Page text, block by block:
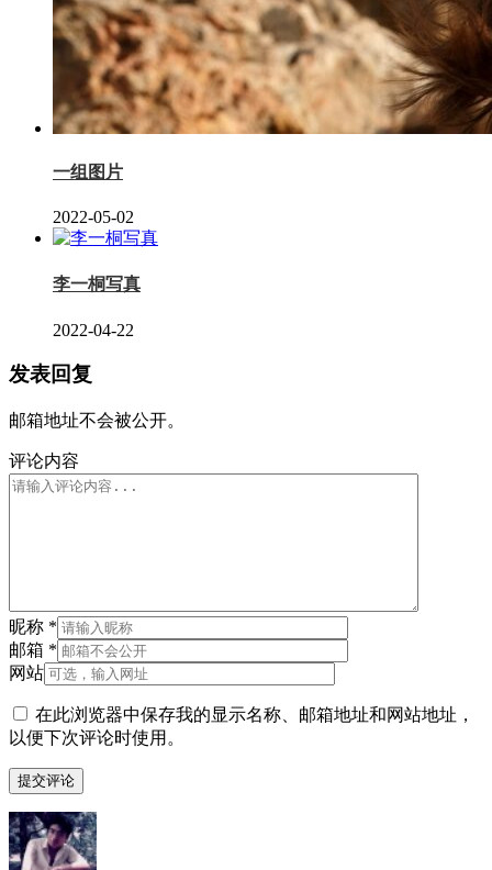
一组图片
2022-05-02
李一桐写真
2022-04-22
发表回复
邮箱地址不会被公开。
评论内容
昵称 *
邮箱 *
网站
在此浏览器中保存我的显示名称、邮箱地址和网站地址，
以便下次评论时使用。